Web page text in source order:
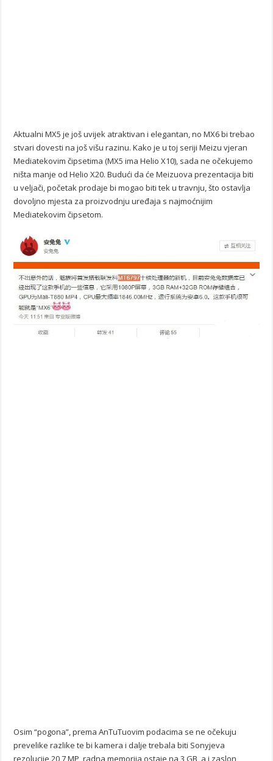
Aktualni MX5 je još uvijek atraktivan i elegantan, no MX6 bi trebao
stvari dovesti na još višu razinu. Kako je u toj seriji Meizu vjeran
Mediatekovim čipsetima (MX5 ima Helio X10), sada ne očekujemo
ništa manje od Helio X20. Budući da će Meizuova prezentacija biti
u veljači, početak prodaje bi mogao biti tek u travnju, što ostavlja
dovoljno mjesta za proizvodnju uređaja s najmoćnijim
Mediatekovim čipsetom.
Osim “pogona”, prema AnTuTuovim podacima se ne očekuju
prevelike razlike te bi kamera i dalje trebala biti Sonyjeva